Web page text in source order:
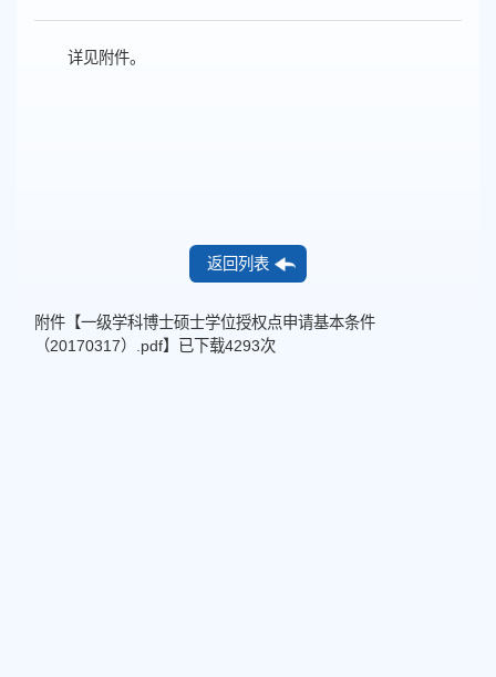
详见附件。
返回列表
附件【一级学科博士硕士学位授权点申请基本条件
（20170317）.pdf】已下载4293次